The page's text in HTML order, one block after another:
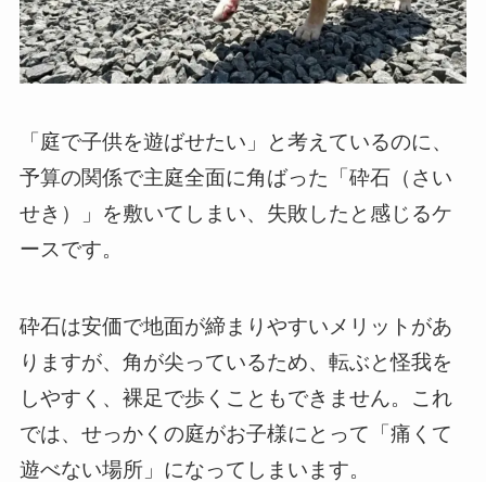
「庭で子供を遊ばせたい」と考えているのに、
予算の関係で主庭全面に角ばった「砕石（さい
せき）」を敷いてしまい、失敗したと感じるケ
ースです。
砕石は安価で地面が締まりやすいメリットがあ
りますが、角が尖っているため、転ぶと怪我を
しやすく、裸足で歩くこともできません。これ
では、せっかくの庭がお子様にとって「痛くて
遊べない場所」になってしまいます。